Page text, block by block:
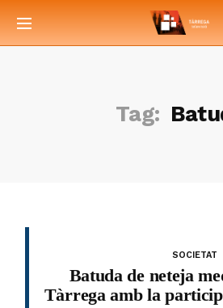
Tag:
SOCIETAT
Batuda de neteja
Tàrrega amb la